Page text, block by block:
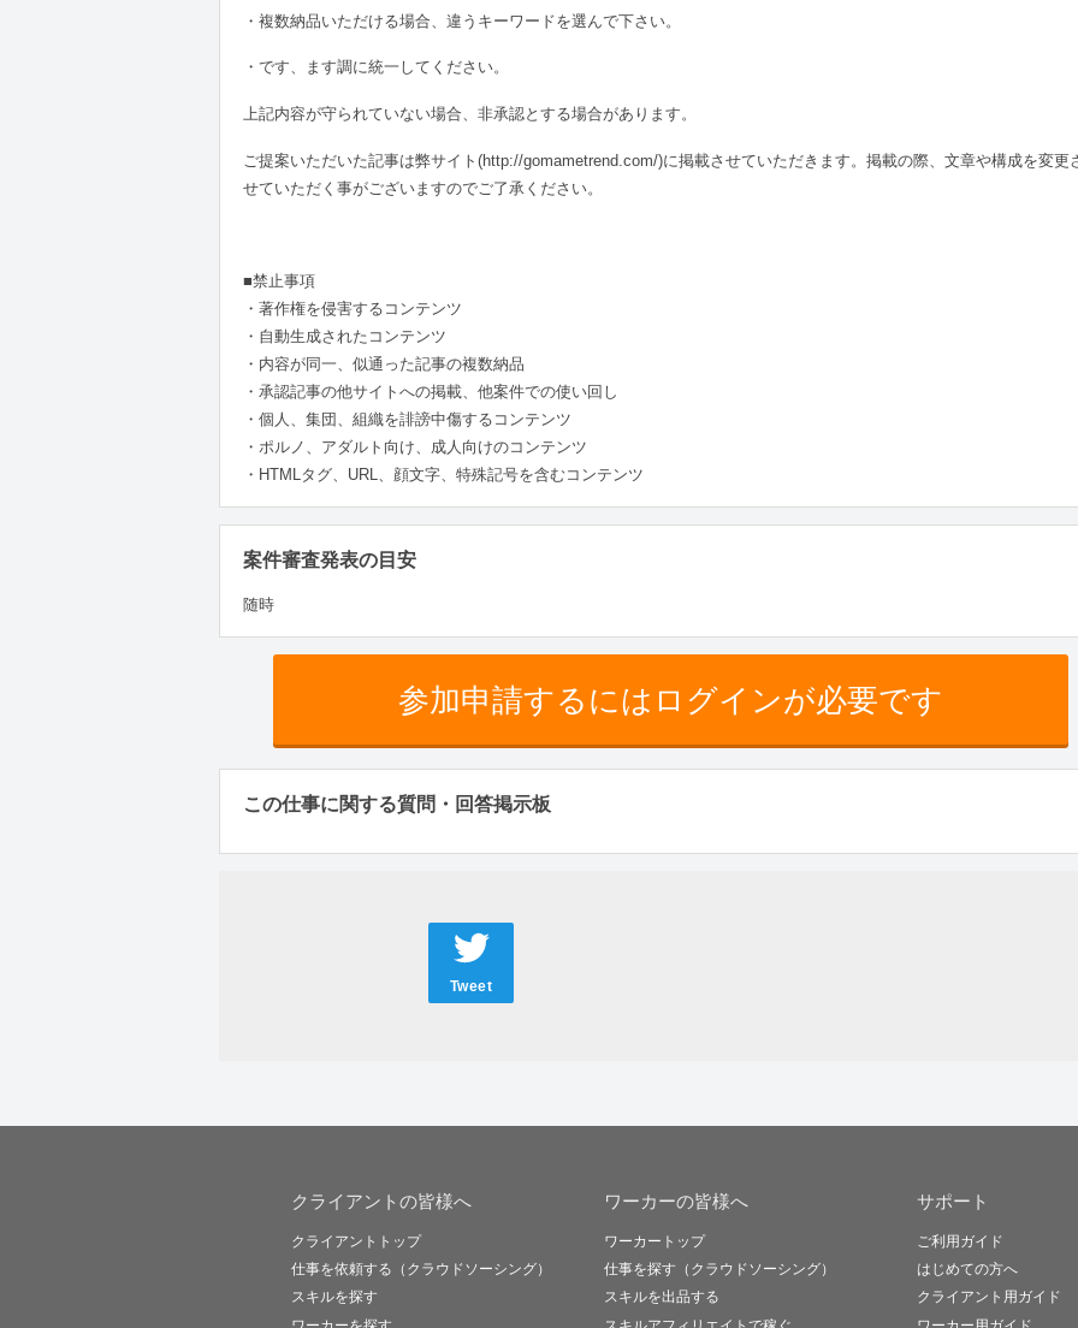
・複数納品いただける場合、違うキーワードを選んで下さい。
・です、ます調に統一してください。
上記内容が守られていない場合、非承認とする場合があります。
ご提案いただいた記事は弊サイト(http://gomametrend.com/)に掲載させていただきます。掲載の際、文章や構成を変更
せていただく事がございますのでご了承ください。
■禁止事項
・著作権を侵害するコンテンツ
・自動生成されたコンテンツ
・内容が同一、似通った記事の複数納品
・承認記事の他サイトへの掲載、他案件での使い回し
・個人、集団、組織を誹謗中傷するコンテンツ
・ポルノ、アダルト向け、成人向けのコンテンツ
・HTMLタグ、URL、顔文字、特殊記号を含むコンテンツ
案件審査発表の目安
随時
参加申請するにはログインが必要です
この仕事に関する質問・回答掲示板
Tweet
クライアントの皆様へ
クライアントトップ
仕事を依頼する（クラウドソーシング）
スキルを探す
ワーカーの皆様へ
ワーカートップ
仕事を探す（クラウドソーシング）
スキルを出品する
サポート
ご利用ガイド
はじめての方へ
クライアント用ガイド